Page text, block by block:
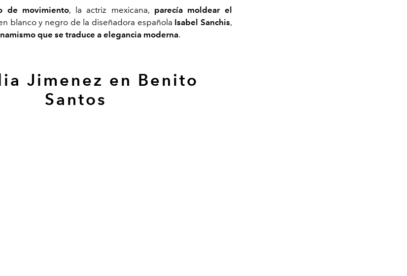
de movimiento, la actriz mexicana, parecía moldear el
blanco y negro de la diseñadora española Isabel Sanchis,
que se traduce a elegancia moderna.
Jimenez en Benito
Santos